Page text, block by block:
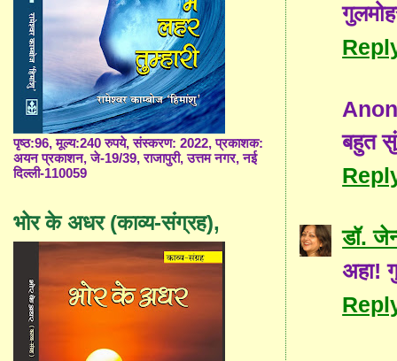
बहुत
डॉ.
अहा!
पृष्ठ:96, मूल्य:240 रुपये, संस्करण: 2022, प्रकाशक:
अयन प्रकाशन, जे-19/39, राजापुरी, उत्तम नगर, नई
दिल्ली-110059
भोर के अधर (काव्य-संग्रह),